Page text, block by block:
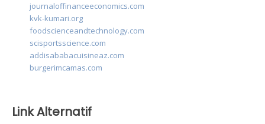
journaloffinanceeconomics.com
kvk-kumari.org
foodscienceandtechnology.com
scisportsscience.com
addisababacuisineaz.com
burgerimcamas.com
Link Alternatif